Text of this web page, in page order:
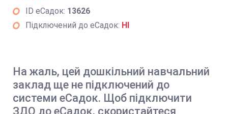
ID еСадок: 13626
Підключений до еСадок: НІ
На жаль, цей дошкільний навчальний
заклад ще не підключений до
системи еСадок. Щоб підключити
ЗДО до еСадок, скористайтеся